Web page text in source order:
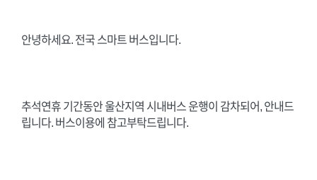
안녕하세요. 전국 스마트 버스입니다.
추석연휴 기간동안 울산지역 시내버스 운행이 감차되어, 안내드
립니다. 버스이용에 참고부탁드립니다.